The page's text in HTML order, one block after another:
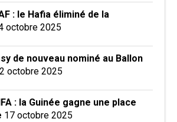
: le Hafia éliminé de la
octobre 2025
de nouveau nominé au Ballon
octobre 2025
: la Guinée gagne une place
17 octobre 2025